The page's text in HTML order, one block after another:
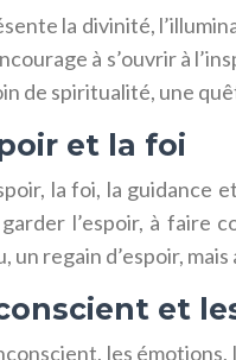
la divinité,
à s’ouvrir à
de spiritualité, une
et la foi
la foi, la
garder l’espoir, à
un regain d’espoir,
et
les